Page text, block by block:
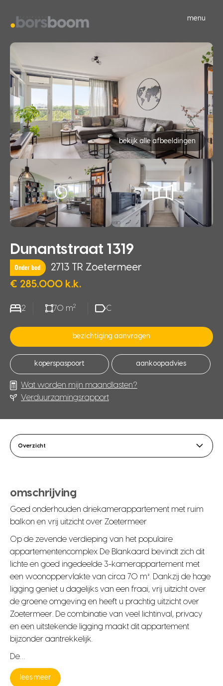
menu
bekijk alle afbeeldingen
Dunantstraat 1319
Onder bod
2713 TR Zoetermeer
€ 285.000 k.k.
2 70 m2 C
bezichtiging aanvragen
koperspaspoort aankoopadvies
Wat worden mijn maandlasten?
Verduurzamingsrapport
Overzicht
omschrijving
Goed onderhouden driekamerappartement met ruim
balkon en vrij uitzicht over Zoetermeer
Op de zevende verdieping van het populaire
appartementencomplex De Blankaard bevindt zich dit
lichte en goed ingedeelde 3-kamerappartement met
een woonoppervlakte van circa 70 m². Dankzij de hoge
ligging geniet u dagelijks van een fraai, vrij uitzicht over
de groene omgeving en heeft u prachtig uitzicht over
Zoetermeer. De combinatie van veel lichtinval, privacy
en een uitstekende ligging maakt dit appartement
bijzonder aantrekkelijk.
De…
lees meer